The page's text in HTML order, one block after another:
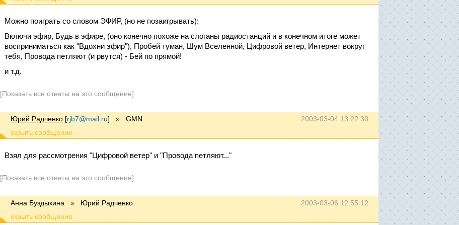
Можно поиграть со словом ЭФИР, (но не позаигрывать):
Включи эфир, Будь в эфире, (оно конечно похоже на слоганы радиостанций и в конечном итоге может
восприниматься как "Вдохни эфир"), Пробей туман, Шум Вселенной, Цифровой ветер, Интернет вокруг
тебя, Провода петляют (и рвутся) - Бей по прямой!
и т.д.
[Показать все ответы на это сообщение]
2003-03-04 13:22:30
Юрий Радченко [rjb7@mail.ru] » GMN
Взял для рассмотрения "Цифровой ветер" и "Провода петляют..."
[Показать все ответы на это сообщение]
2003-03-06 12:55:12
Анна Буздыкина » Юрий Радченко